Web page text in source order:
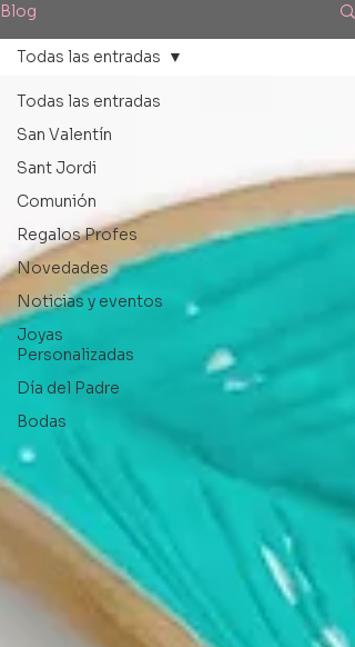
Blog
Todas las entradas
San Valentín
Sant Jordi
Comunión
Regalos Profes
Novedades
Noticias y eventos
Joyas
Personalizadas
Día del Padre
Bodas
Todas las entradas